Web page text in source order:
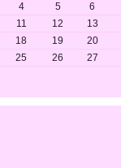
4 5 6
11 12 13
18 19 20
25 26 27